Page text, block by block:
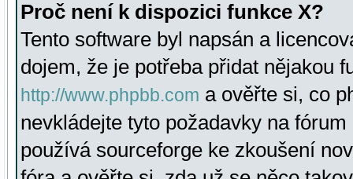
Proč není k dispozici funkce X?
Tento software byl napsán a
dojem, že je potřeba přidat nějakou
http://www.phpbb.com a ověřte si, co
nevkládejte tyto požadavky na
používá sourceforge ke zkoušení